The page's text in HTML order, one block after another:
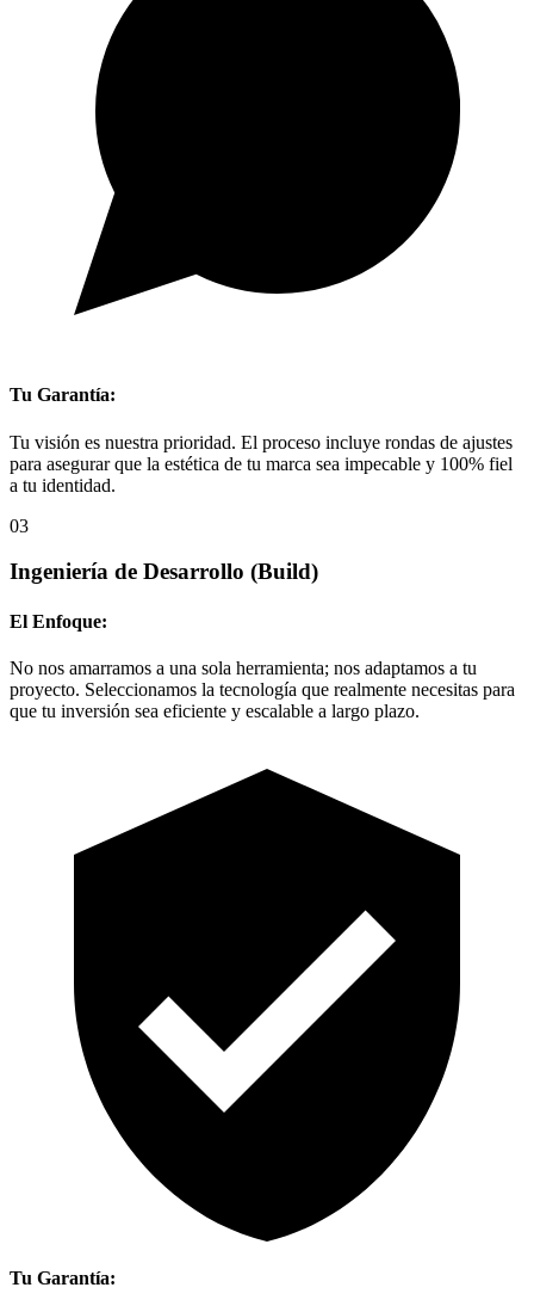
Tu Garantía:
Tu visión es nuestra prioridad. El proceso incluye rondas de ajustes
para asegurar que la estética de tu marca sea impecable y 100% fiel
a tu identidad.
03
Ingeniería de Desarrollo (Build)
El Enfoque:
No nos amarramos a una sola herramienta; nos adaptamos a tu
proyecto. Seleccionamos la tecnología que realmente necesitas para
que tu inversión sea eficiente y escalable a largo plazo.
Tu Garantía: